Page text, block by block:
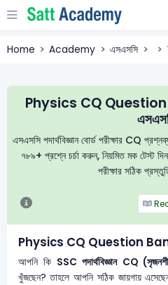
Home Academy এসএসসি
Physics CQ
এসএসসি পদার্থবিজ্ঞান বোর্ড পরীক্ষার CQ
৭৮৯+ প্রশ্নে চর্চা করুন, নিয়মিত মক টেস্ট
পরীক্ষার সঠিক
Physics CQ Question
আপনি কি SSC পদার্থবিজ্ঞান CQ
খুঁজছেন? তাহলে আপনি সঠিক জায়গায়